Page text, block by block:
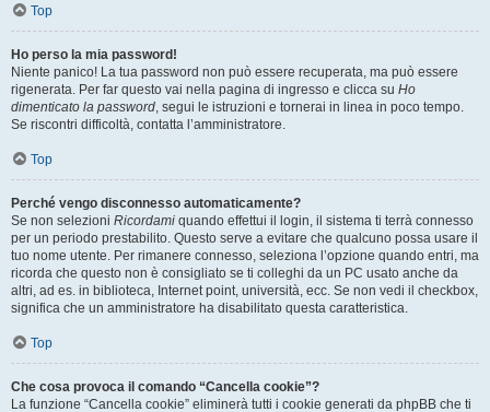
Top
Ho perso la mia password!
Niente panico! La tua password non può essere recuperata, ma può essere
rigenerata. Per far questo vai nella pagina di ingresso e clicca su Ho
dimenticato la password, segui le istruzioni e tornerai in linea in poco tempo.
Se riscontri difficoltà, contatta l’amministratore.
Top
Perché vengo disconnesso automaticamente?
Se non selezioni Ricordami quando effettui il login, il sistema ti terrà connesso
per un periodo prestabilito. Questo serve a evitare che qualcuno possa usare il
tuo nome utente. Per rimanere connesso, seleziona l’opzione quando entri, ma
ricorda che questo non è consigliato se ti colleghi da un PC usato anche da
altri, ad es. in biblioteca, Internet point, università, ecc. Se non vedi il checkbox,
significa che un amministratore ha disabilitato questa caratteristica.
Top
Che cosa provoca il comando “Cancella cookie”?
La funzione “Cancella cookie” eliminerà tutti i cookie generati da phpBB che ti